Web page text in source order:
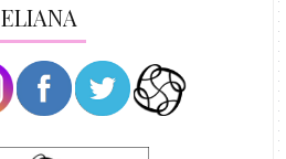
ELIANA